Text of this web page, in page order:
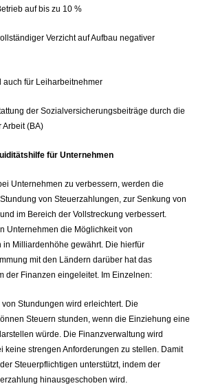
auf bis zu 10 %
Verzicht auf Aufbau negativer
auch für Leiharbeitnehmer
der Sozialversicherungsbeiträge durch die
Arbeit (BA)
für Unternehmen
Unternehmen zu verbessern, werden die
von Steuerzahlungen, zur Senkung von
im Bereich der Vollstreckung verbessert.
Unternehmen die Möglichkeit von
in Milliardenhöhe gewährt. Die hierfür
mit den Ländern darüber hat das
der Finanzen eingeleitet. Im Einzelnen:
Stundungen wird erleichtert. Die
Steuern stunden, wenn die Einziehung eine
würde. Die Finanzverwaltung wird
keine strengen Anforderungen zu stellen. Damit
Steuerpflichtigen unterstützt, indem der
hinausgeschoben wird.